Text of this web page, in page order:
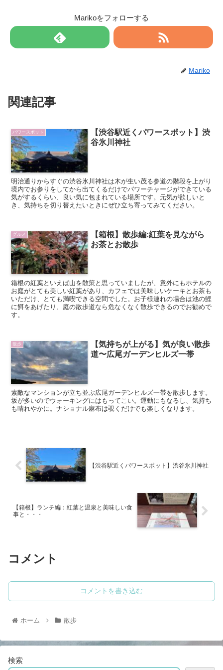
Marikoをフォローする
Mariko
関連記事
パワースポット
【渋谷駅近くパワースポット】渋
谷氷川神社
明治通りからすぐの渋谷氷川神社は木が生い茂る参道の階段を上がり
境内でお参りをしてから出てくるだけでパワーチャージができている
気がするくらい、良い気に包まれている場所です。元気が欲しいと
き、気持ちを切り替えたいときにぜひ立ち寄ってみてください。
グルメ
【箱根】散歩編:紅葉を見ながら
お茶とお散歩
箱根の紅葉といえば山を散策と思っていましたが、意外にもホテルの
お庭がとても美しい紅葉があり、カフェでは美味しいケーキとお茶も
いただけ、とても満喫できる空間でした。お子様連れの場合は池の鯉
に餌をあげたり、庭の散歩道なら危なくなく散歩できるのでお勧めで
す。
散歩
【気持ちが上がる】気が良い散歩
道〜広尾ガーデンヒルズ一帯
素敵なマンションが立ち並ぶ広尾ガーデンヒルズ一帯を散歩します。
坂が多いのでウォーキングにはもってこい。運動にもなるし、気持ち
も晴れやかに。ナショナル麻布は覗くだけでも楽しくなります。
【渋谷駅近くパワースポット】渋谷氷川神社
【箱根】ランチ編：紅葉と温泉と美味しい食
事と・・・
コメント
コメントを書き込む
ホーム 散歩
検索